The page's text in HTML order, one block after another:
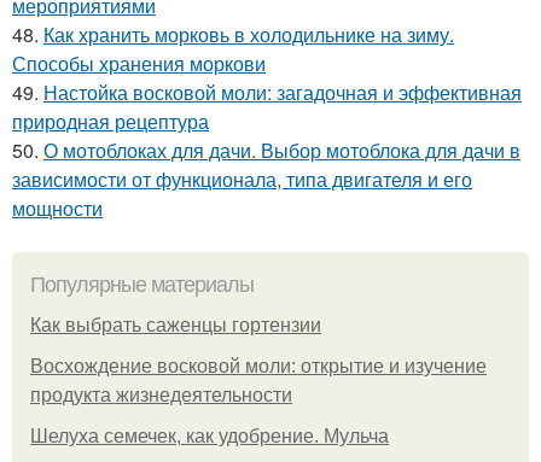
48. Как хранить морковь в холодильнике на зиму.
Способы хранения моркови
49. Настойка восковой моли: загадочная и эффективная
природная рецептура
50. О мотоблоках для дачи. Выбор мотоблока для дачи в
зависимости от функционала, типа двигателя и его
мощности
Популярные материалы
Как выбрать саженцы гортензии
Восхождение восковой моли: открытие и изучение
продукта жизнедеятельности
Шелуха семечек, как удобрение. Мульча